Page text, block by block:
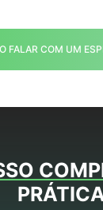
FALAR COM UM